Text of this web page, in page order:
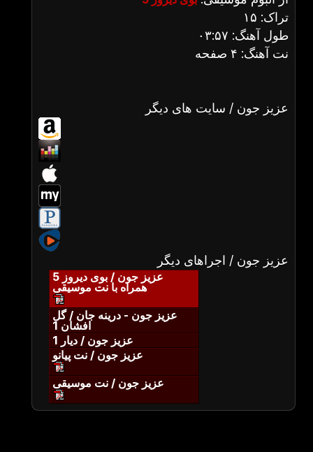
تراک: ۱۵
طول آهنگ: ۰۳:۵۷
نت آهنگ: ۴ صفحه
عزیز جون / سایت های دیگر
عزیز جون / اجراهای دیگر
عزیز جون / بوی دیروز 5
همراه با نت موسیقی
عزیز جون - درینه جان / گل
افشان 1
عزیز جون / دیار 1
عزیز جون / نت پیانو
عزیز جون / نت موسیقی